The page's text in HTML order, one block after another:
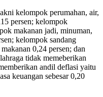
kelompok perumahan, air,
persen; kelompok
makanan jadi, minuman,
kelompok sandang
0,24 persen; dan
tidak memeberikan
andil deflasi yaitu
keuangan sebesar 0,20